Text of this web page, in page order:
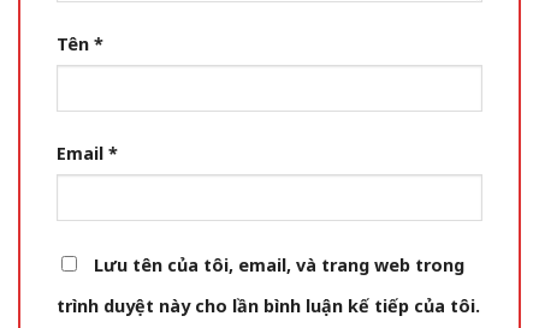
Tên *
Email *
Lưu tên của tôi, email, và trang web trong
trình duyệt này cho lần bình luận kế tiếp của tôi.